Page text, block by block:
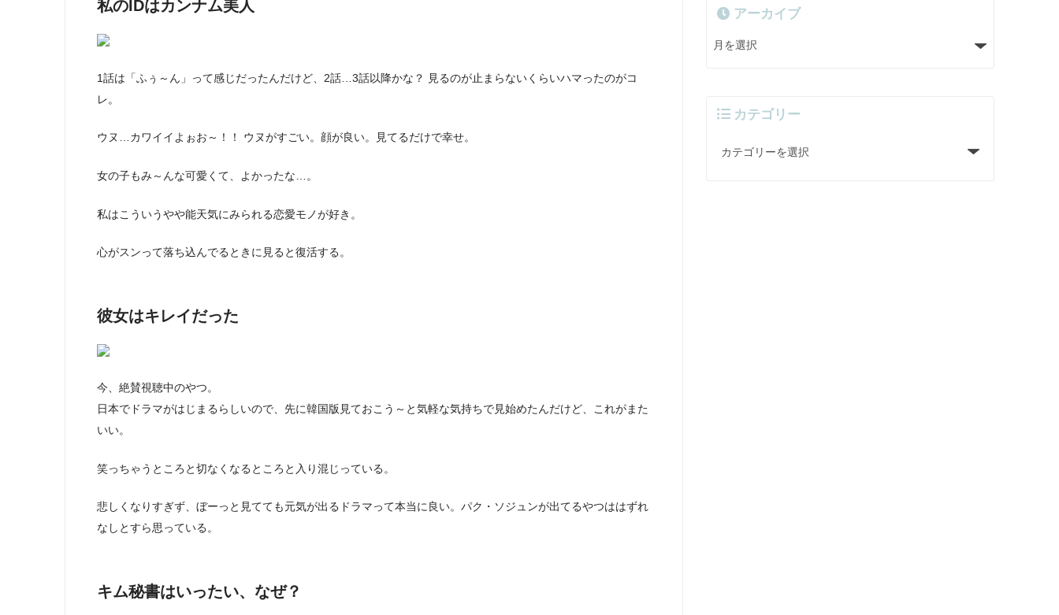
私のIDはカンナム美人
1話は「ふぅ～ん」って感じだったんだけど、2話…3話以降かな？ 見るのが止まらないくらいハマったのがコ
レ。
ウヌ…カワイイよぉお～！！ ウヌがすごい。顔が良い。見てるだけで幸せ。
女の子もみ～んな可愛くて、よかったな…。
私はこういうやや能天気にみられる恋愛モノが好き。
心がスンって落ち込んでるときに見ると復活する。
彼女はキレイだった
今、絶賛視聴中のやつ。
日本でドラマがはじまるらしいので、先に韓国版見ておこう～と気軽な気持ちで見始めたんだけど、これがまた
いい。
笑っちゃうところと切なくなるところと入り混じっている。
悲しくなりすぎず、ぼーっと見てても元気が出るドラマって本当に良い。パク・ソジュンが出てるやつははずれ
なしとすら思っている。
キム秘書はいったい、なぜ？
アーカイブ
カテゴリー